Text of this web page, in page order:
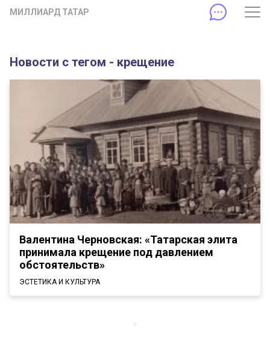
МИЛЛИАРД ТАТАР
Новости с тегом - крещение
Валентина Черновская: «Татарская элита
принимала крещение под давлением
обстоятельств»
ЭСТЕТИКА И КУЛЬТУРА